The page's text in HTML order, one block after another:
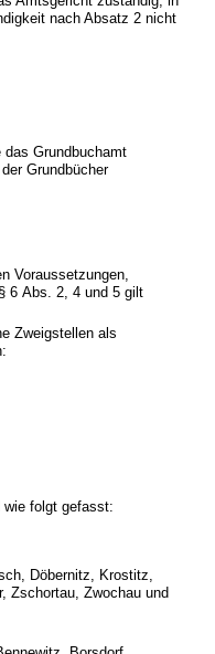
nach Absatz 2 nicht
Grundbuchamt
Grundbücher
Voraussetzungen,
6 Abs. 2, 4 und 5 gilt
Zweigstellen als
wie folgt gefasst:
Döbernitz, Krostitz,
Zschortau, Zwochau und